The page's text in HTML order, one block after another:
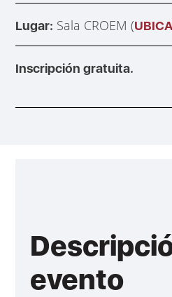
Lugar: Sala CROEM (
Inscripción gratuita.
evento